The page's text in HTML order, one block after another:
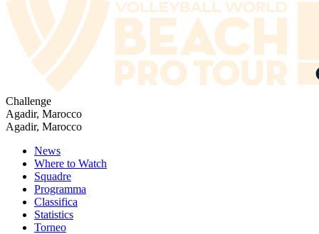
Challenge
Agadir, Marocco
Agadir, Marocco
News
Where to Watch
Squadre
Programma
Classifica
Statistics
Torneo